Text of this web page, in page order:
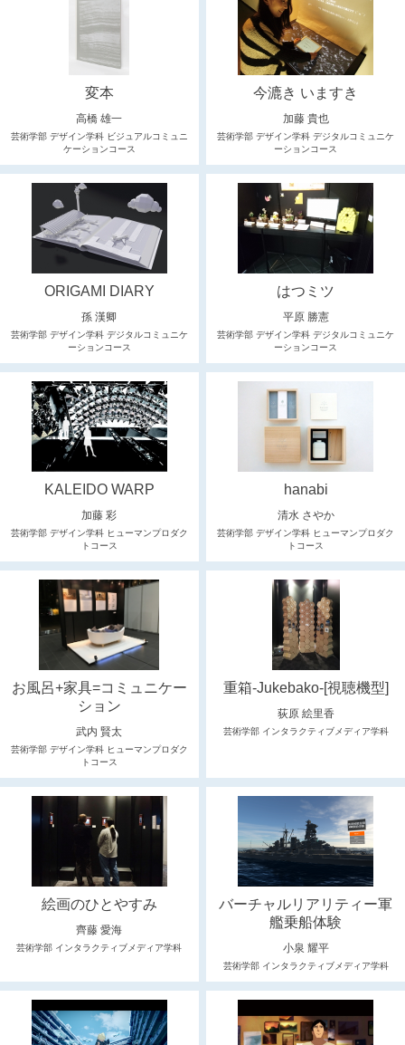
変本
高橋 雄一
芸術学部 デザイン学科 ビジュアルコミュニ
ケーションコース
今漉き いますき
加藤 貴也
芸術学部 デザイン学科 デジタルコミュニケ
ーションコース
ORIGAMI DIARY
孫 漢卿
芸術学部 デザイン学科 デジタルコミュニケ
ーションコース
はつミツ
平原 勝憲
芸術学部 デザイン学科 デジタルコミュニケ
ーションコース
KALEIDO WARP
加藤 彩
芸術学部 デザイン学科 ヒューマンプロダク
トコース
hanabi
清水 さやか
芸術学部 デザイン学科 ヒューマンプロダク
トコース
お風呂+家具=コミュニケー
ション
武内 賢太
芸術学部 デザイン学科 ヒューマンプロダク
トコース
重箱-Jukebako-[視聴機型]
荻原 絵里香
芸術学部 インタラクティブメディア学科
絵画のひとやすみ
齊藤 愛海
芸術学部 インタラクティブメディア学科
バーチャルリアリティー軍
艦乗船体験
小泉 耀平
芸術学部 インタラクティブメディア学科